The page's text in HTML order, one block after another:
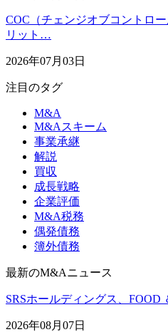
COC（チェンジオブコントロ
リット…
2026年07月03日
注目のタグ
M&A
M&Aスキーム
事業承継
解説
買収
成長戦略
企業評価
M&A税務
偶発債務
簿外債務
最新のM&Aニュース
SRSホールディングス、
2026年08月07日